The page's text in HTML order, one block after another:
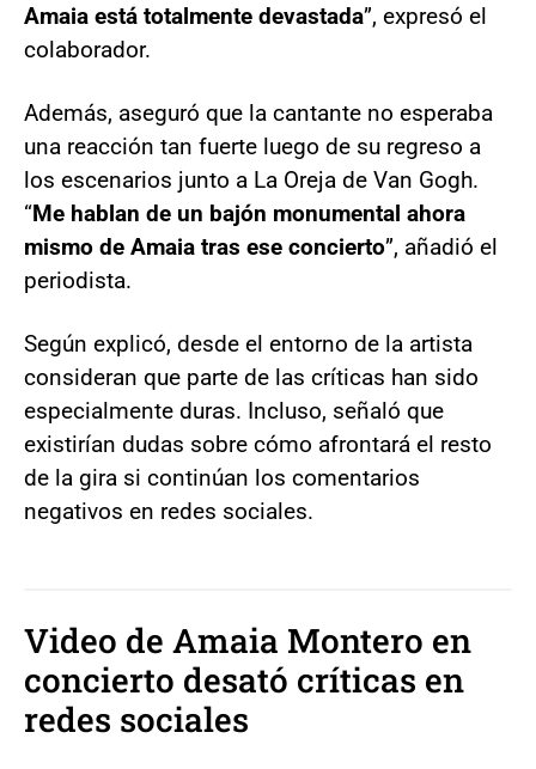
Amaia está totalmente devastada”, expresó el
colaborador.
Además, aseguró que la cantante no esperaba
una reacción tan fuerte luego de su regreso a
los escenarios junto a La Oreja de Van Gogh.
“Me hablan de un bajón monumental ahora
mismo de Amaia tras ese concierto”, añadió el
periodista.
Según explicó, desde el entorno de la artista
consideran que parte de las críticas han sido
especialmente duras. Incluso, señaló que
existirían dudas sobre cómo afrontará el resto
de la gira si continúan los comentarios
negativos en redes sociales.
Video de Amaia Montero en
concierto desató críticas en
redes sociales